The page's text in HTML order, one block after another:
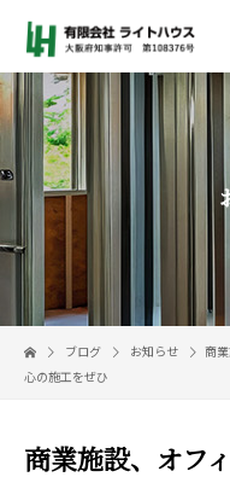
ブログ お知らせ
商
心の施工をぜひ
商業施設、オフ